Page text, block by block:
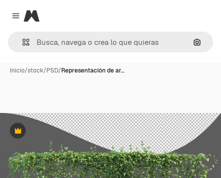
Close menu
Magnific
Inicio/stock/PSD/Representación de ar…
Premium